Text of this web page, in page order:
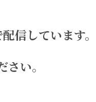
信しています。
い。